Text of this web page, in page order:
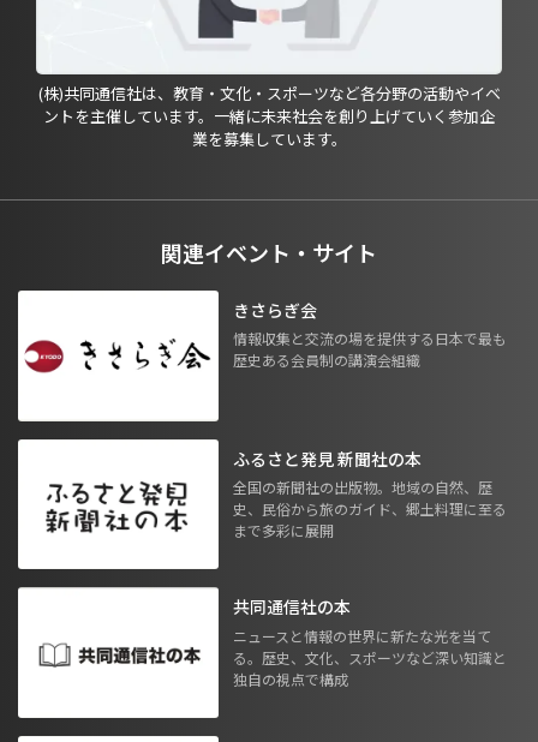
(株)共同通信社は、教育・文化・スポーツなど各分野の活動やイベ
ントを主催しています。一緒に未来社会を創り上げていく参加企
業を募集しています。
関連イベント・サイト
きさらぎ会
情報収集と交流の場を提供する日本で最も
歴史ある会員制の講演会組織
ふるさと発見 新聞社の本
全国の新聞社の出版物。地域の自然、歴
史、民俗から旅のガイド、郷土料理に至る
まで多彩に展開
共同通信社の本
ニュースと情報の世界に新たな光を当て
る。歴史、文化、スポーツなど深い知識と
独自の視点で構成